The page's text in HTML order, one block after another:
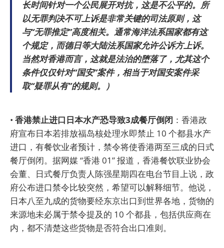
长时间针对一个公民展开对抗，这是不公平的。所
以无罪判决不可上诉是非常关键的司法原则，这
与“无罪推定”高度相关。通常海洋法系国家都有这
个规定，而德日等大陆法系国家允许公诉方上诉。
当然对香港而言，这就是法治的堕落了，尤其这个
条件仅仅针对“国安”案件，相当于对国安案件采
取“疑罪从有”的规则。）
• 香港禁止进口日本水产恐导致3成餐厅倒闭 ：香港政
府宣布日本若排放福岛核处理水即禁止 10 个都县水产
进口，有餐饮业者预计，禁令将使香港两至三成的日式
餐厅倒闭。据网媒 “香港 01” 报道，香港餐饮联业协会
会董、日式餐厅负责人陈强星期四在电台节目上说，政
府公布进口禁令比较突然，希望可以解释细节。他说，
日本八至九成的货物要经东京出口到世界各地，货物的
来源地未必属于禁令提及的 10 个都县，包括供应商在
内，都不清楚这些货物是否符合出口准则。